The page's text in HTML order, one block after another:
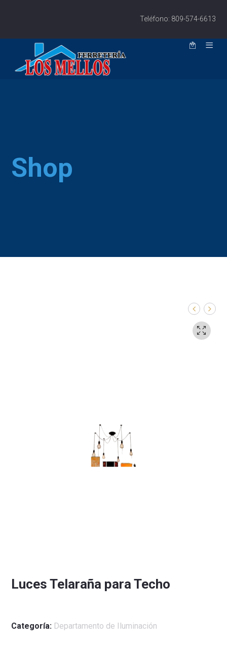
Teléfono: 809-574-6613
Shop
Luces Telaraña para Techo
Categoría: Departamento de Iluminación